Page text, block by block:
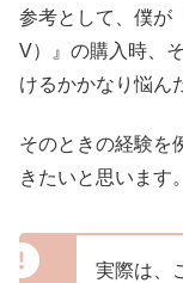
参考として、僕が
V）』の購入時、
けるかかなり悩ん
そのときの経験を
きたいと思います。
実際は、